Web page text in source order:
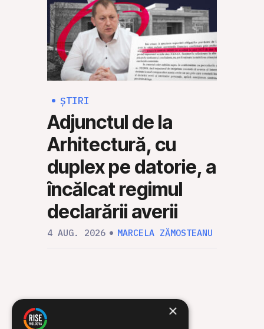
ȘTIRI
Adjunctul de la
Arhitectură, cu
duplex pe datorie, a
încălcat regimul
declarării averii
4 AUG. 2026 MARCELA ZĂMOSTEANU
×